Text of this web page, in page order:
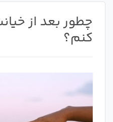
چطور بعد از
کنم؟